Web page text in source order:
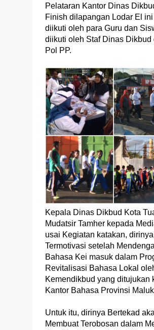
Pelataran Kantor Dinas
Finish dilapangan Lodar El
diikuti oleh para Guru dan
diikuti oleh Staf Dinas Dikbud
Pol PP.
Kepala Dinas Dikbud Kota
Mudatsir Tamher kepada
usai Kegiatan katakan, dirinya
Termotivasi setelah
Bahasa Kei masuk dalam
Revitalisasi Bahasa Lokal
Kemendikbud yang ditujukan
Kantor Bahasa Provinsi
Untuk itu, dirinya Bertekad
Membuat Terobosan dalam